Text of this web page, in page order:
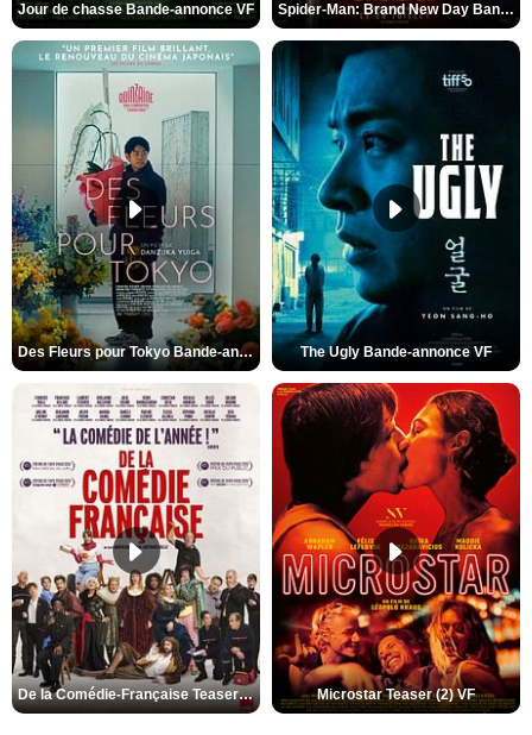
Jour de chasse Bande-annonce VF Spider-Man: Brand New Day Bande-annonce (3) VO STFR
Des Fleurs pour Tokyo Bande-annonce VO STFR The Ugly Bande-annonce VF
De la Comédie-Française Teaser (3) VF Microstar Teaser (2) VF